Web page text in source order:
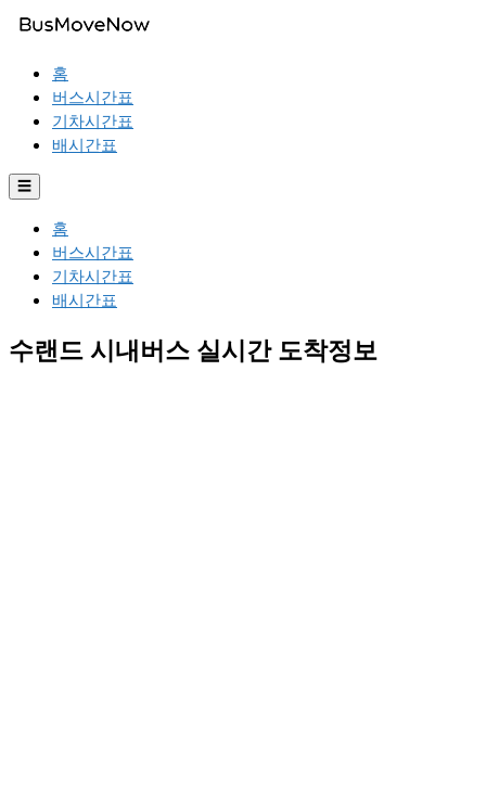
홈
버스시간표
기차시간표
배시간표
☰
홈
버스시간표
기차시간표
배시간표
수랜드 시내버스 실시간 도착정보